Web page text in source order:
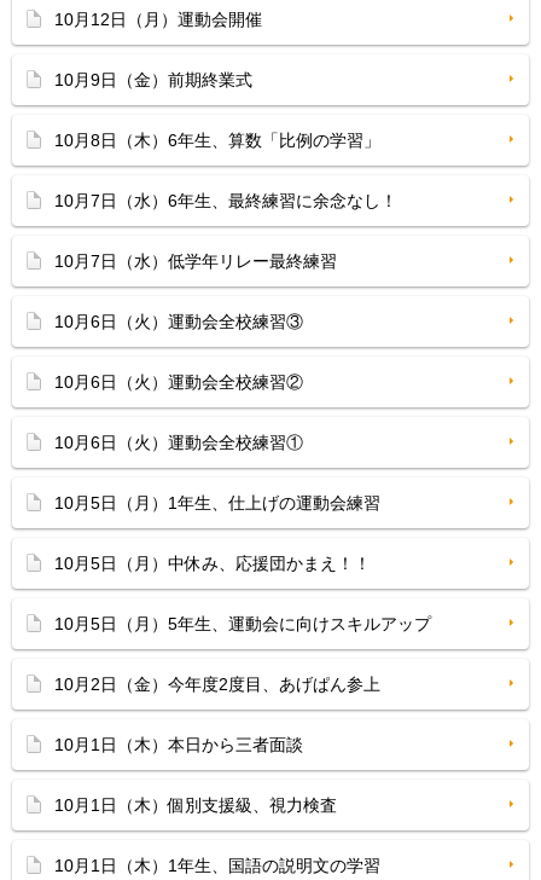
10月12日（月）運動会開催
10月9日（金）前期終業式
10月8日（木）6年生、算数「比例の学習」
10月7日（水）6年生、最終練習に余念なし！
10月7日（水）低学年リレー最終練習
10月6日（火）運動会全校練習③
10月6日（火）運動会全校練習②
10月6日（火）運動会全校練習①
10月5日（月）1年生、仕上げの運動会練習
10月5日（月）中休み、応援団かまえ！！
10月5日（月）5年生、運動会に向けスキルアップ
10月2日（金）今年度2度目、あげぱん参上
10月1日（木）本日から三者面談
10月1日（木）個別支援級、視力検査
10月1日（木）1年生、国語の説明文の学習